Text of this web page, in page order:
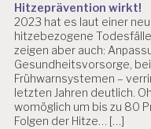
Hitzeprävention wirkt!
2023 hat es laut einer
hitzebezogene
zeigen aber auch:
Gesundheitsvorsorge,
Frühwarnsystemen –
letzten Jahren deutlich.
womöglich um bis zu 80
Folgen der Hitze… […]